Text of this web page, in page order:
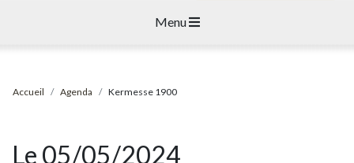
Menu
Accueil Agenda Kermesse 1900
Le 05/05/2024